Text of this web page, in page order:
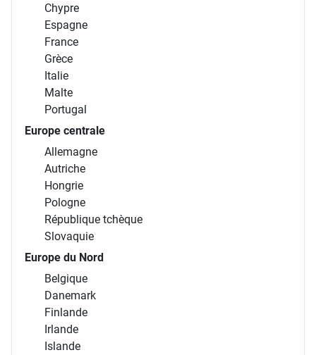
Chypre
Espagne
France
Grèce
Italie
Malte
Portugal
Europe centrale
Allemagne
Autriche
Hongrie
Pologne
République tchèque
Slovaquie
Europe du Nord
Belgique
Danemark
Finlande
Irlande
Islande